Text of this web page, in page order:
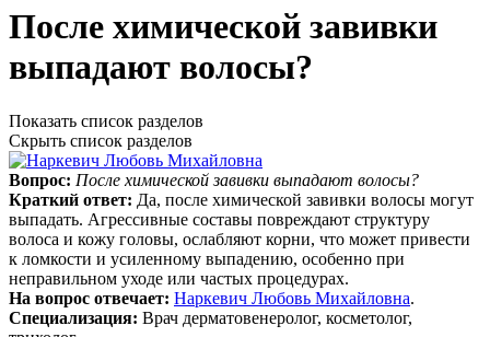
После химической завивки
выпадают волосы?
Показать список разделов
Скрыть список разделов
Вопрос: После химической завивки выпадают волосы?
Краткий ответ: Да, после химической завивки волосы могут
выпадать. Агрессивные составы повреждают структуру
волоса и кожу головы, ослабляют корни, что может привести
к ломкости и усиленному выпадению, особенно при
неправильном уходе или частых процедурах.
На вопрос отвечает: Наркевич Любовь Михайловна.
Специализация: Врач дерматовенеролог, косметолог,